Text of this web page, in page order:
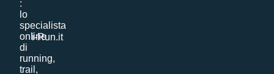
i-Run.it